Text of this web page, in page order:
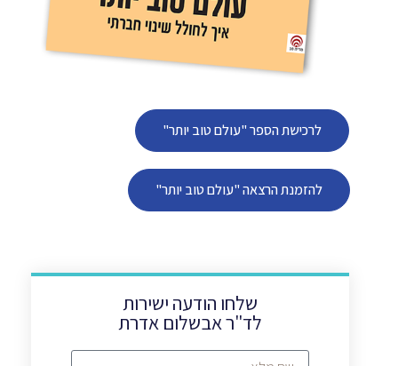
לרכישת הספר "עולם טוב יותר"
להזמנת הרצאה "עולם טוב יותר"
שלחו הודעה ישירות
לד"ר אבשלום אדרת